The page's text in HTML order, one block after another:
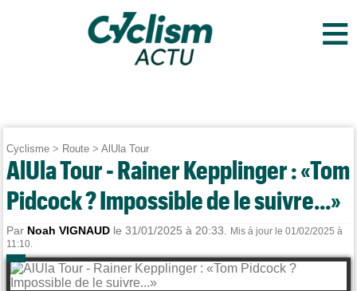
≡
Cyclisme > Route >AlUla Tour
AlUla Tour - Rainer Kepplinger : «Tom
Pidcock ? Impossible de le suivre...»
Par Noah VIGNAUD le 31/01/2025 à 20:33.
Mis à jour le 01/02/2025 à
11:10.